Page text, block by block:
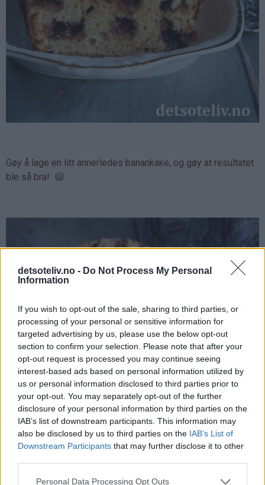
detsoteliv.no - Do Not Process My Personal
Information
If you wish to opt-out of the sale, sharing to third parties, or
processing of your personal or sensitive information for
targeted advertising by us, please use the below opt-out
section to confirm your selection. Please note that after your
opt-out request is processed you may continue seeing
interest-based ads based on personal information utilized by
us or personal information disclosed to third parties prior to
your opt-out. You may separately opt-out of the further
disclosure of your personal information by third parties on the
IAB’s list of downstream participants. This information may
also be disclosed by us to third parties on the IAB’s List of
Downstream Participants that may further disclose it to other
Personal Data Processing Opt Outs
Gøy å lage en litt annerledes banankake, og gøy at resultatet
ble så bra! 😃